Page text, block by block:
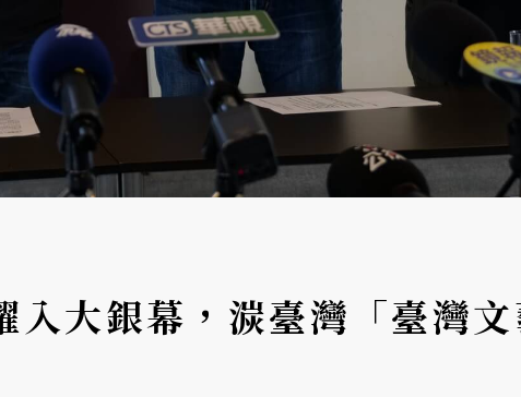
入大銀幕，湠臺灣「臺灣